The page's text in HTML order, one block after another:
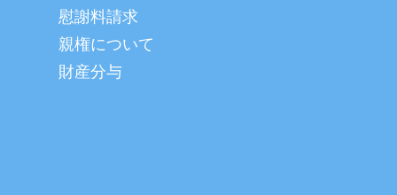
慰謝料請求
親権について
財産分与